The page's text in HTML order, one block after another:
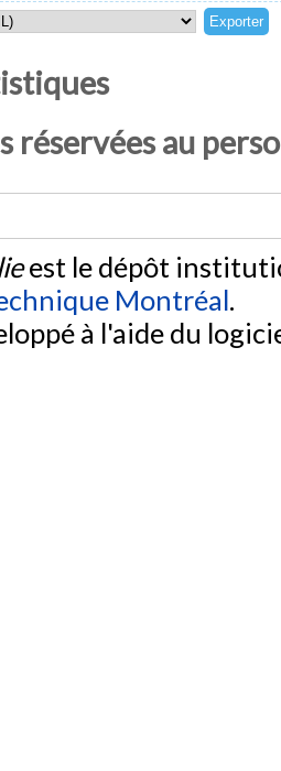
réservées au
est le dépôt
Montréal.
à l'aide du